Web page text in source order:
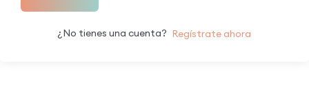
¿No tienes una cuenta? Regístrate ahora